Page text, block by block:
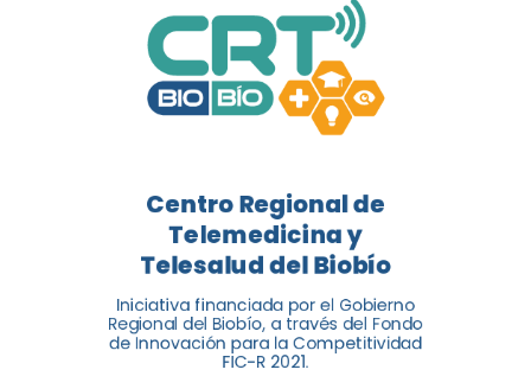
LOGROS
DE CRT
BIOBÍO
El Centro Regional de
Telemedicina y Telesalud del
Biobío presenta el balance de
tres años acercando la salud
digital a los habitantes...
Centro Regional de
Telemedicina y
Telesalud del Biobío
Iniciativa financiada por el Gobierno
Regional del Biobío, a través del Fondo
de Innovación para la Competitividad
FIC-R 2021.